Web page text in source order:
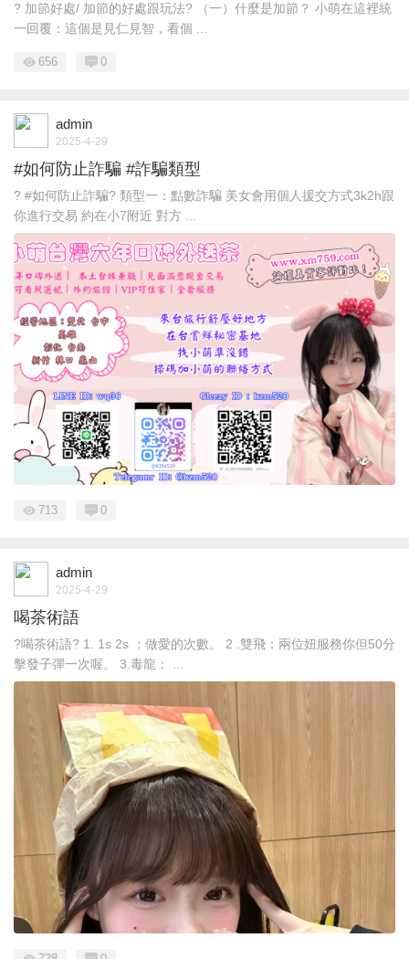
? 加節好處/ 加節的好處跟玩法? （一）什麼是加節？ 小萌在這裡統
一回覆：這個是見仁見智，看個 ...
656 0
admin
2025-4-29
#如何防止詐騙 #詐騙類型
? #如何防止詐騙? 類型一：點數詐騙 美女會用個人援交方式3k2h跟
你進行交易 約在小7附近 對方 ...
713 0
admin
2025-4-29
喝茶術語
?喝茶術語? 1. 1s 2s ：做愛的次數。 2 .雙飛：兩位妞服務你但50分
擊發子彈一次喔。 3.毒龍： ...